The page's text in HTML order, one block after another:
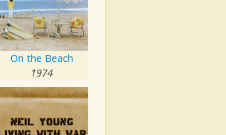
On the Beach
1974